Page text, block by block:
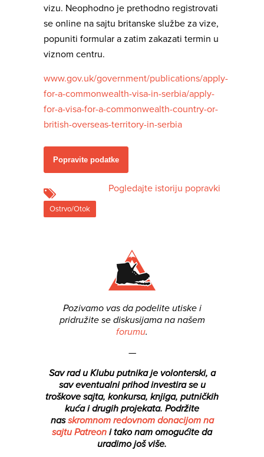
vizu. Neophodno je prethodno registrovati
se online na sajtu britanske službe za vize,
popuniti formular a zatim zakazati termin u
viznom centru.
www.gov.uk/government/publications/apply-
for-a-commonwealth-visa-in-serbia/apply-
for-a-visa-for-a-commonwealth-country-or-
british-overseas-territory-in-serbia
Popravite podatke
Pogledajte istoriju popravki
Ostrvo/Otok
Pozivamo vas da podelite utiske i
pridružite se diskusijama na našem
forumu.
—
Sav rad u Klubu putnika je volonterski, a
sav eventualni prihod investira se u
troškove sajta, konkursa, knjiga, putničkih
kuća i drugih projekata. Podržite
nasskromnom redovnom donacijom na
sajtu Patreon i tako nam omogućite da
uradimo još više.